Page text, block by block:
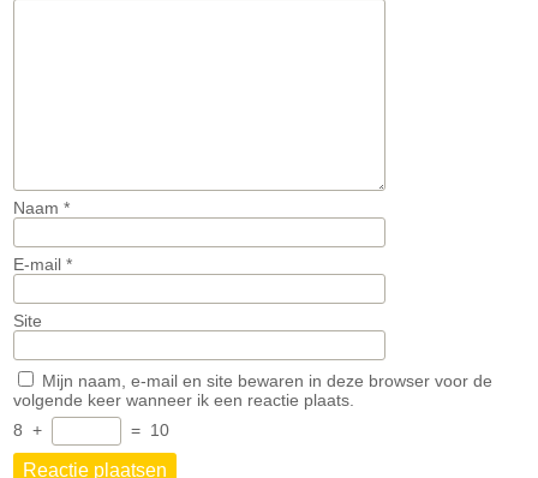
Naam *
E-mail *
Site
Mijn naam, e-mail en site bewaren in deze browser voor de
volgende keer wanneer ik een reactie plaats.
8 + = 10